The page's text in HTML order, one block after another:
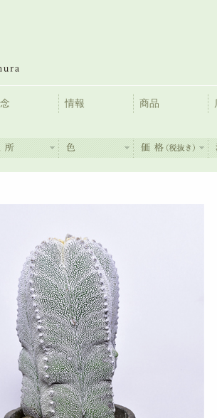
情報 商品